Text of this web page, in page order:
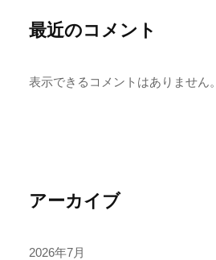
最近のコメント
表示できるコメントはありません。
アーカイブ
2026年7月